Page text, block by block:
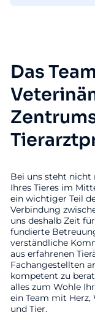
Das
Bei uns steht nicht
Ihres Tieres im
ein wichtiger Teil
Verbindung
uns deshalb Zeit
fundierte
verständliche
aus erfahrenen
Fachangestellten
kompetent zu
alles zum Wohle
ein Team mit Herz,
und Tier.